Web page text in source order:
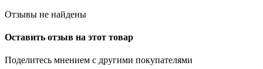
Отзывы не найдены
Оставить отзыв на этот товар
Поделитесь мнением с другими покупателями